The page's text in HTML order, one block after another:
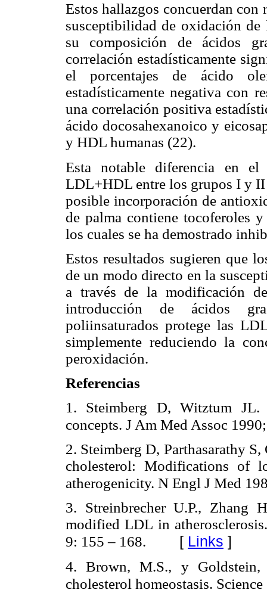
Estos hallazgos concuerdan
susceptibilidad de oxidación
su composición de ácidos
correlación estadísticamente
el porcentajes de ácido
estadísticamente negativa con
una correlación positiva
ácido docosahexanoico y
y HDL humanas (22).
Esta notable diferencia en
LDL+HDL entre los grupos I y
posible incorporación de
de palma contiene tocoferoles
los cuales se ha demostrado
Estos resultados sugieren que
de un modo directo en la
a través de la modificación
introducción de ácidos
poliinsaturados protege las
simplemente reduciendo la
peroxidación.
Referencias
1. Steimberg D, Witztum JL.
concepts. J Am Med Assoc
2. Steimberg D, Parthasarathy
cholesterol: Modifications of
atherogenicity. N Engl J Med
3. Streinbrecher U.P.,
modified LDL in
9: 155 – 168. [ Links ]
4. Brown, M.S., y Goldstein,
cholesterol homeostasis.